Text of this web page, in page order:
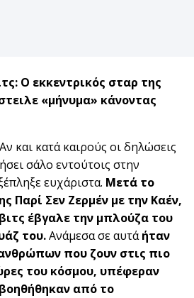
Ο εκκεντρικός σταρ της
«μήνυμα» κάνοντας
και κατά καιρούς οι δηλώσεις
σάλο εντούτοις στην
ευχάριστα. Μετά το
Παρί Σεν Ζερμέν με την Καέν,
έβγαλε την μπλούζα του
του.Ανάμεσα σε αυτάήταν
που ζουν στις πιο
του κόσμου, υπέφεραν
από το